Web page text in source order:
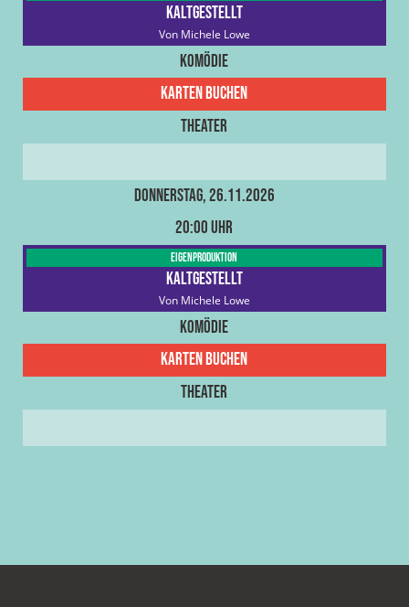
Kaltgestellt
Von Michele Lowe
Komödie
Karten buchen
Theater
Donnerstag, 26.11.2026
20:00 Uhr
Eigenproduktion
Kaltgestellt
Von Michele Lowe
Komödie
Karten buchen
Theater